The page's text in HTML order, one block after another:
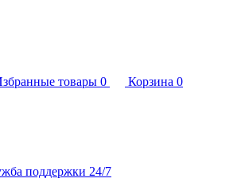
товары 0 Корзина 0
поддержки 24/7